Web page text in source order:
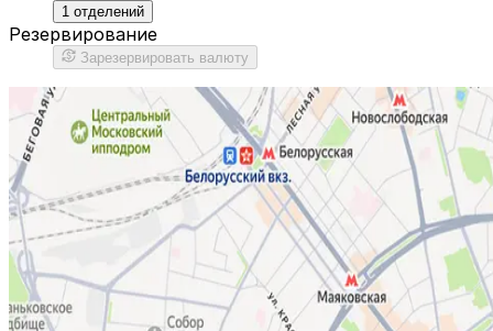
1 отделений
Резервирование
Зарезервировать валюту